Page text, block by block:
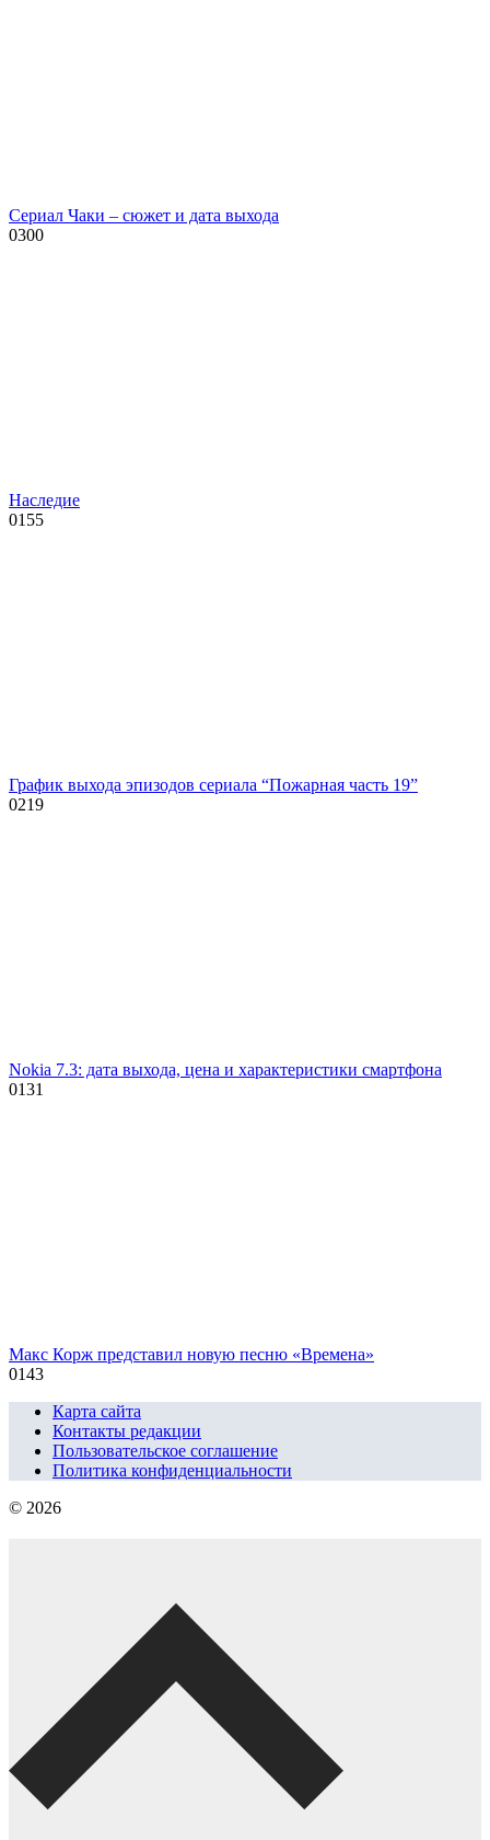
Сериал Чаки – сюжет и дата выхода
0300
Наследие
0155
График выхода эпизодов сериала “Пожарная часть 19”
0219
Nokia 7.3: дата выхода, цена и характеристики смартфона
0131
Макс Корж представил новую песню «Времена»
0143
Карта сайта
Контакты редакции
Пользовательское соглашение
Политика конфиденциальности
© 2026